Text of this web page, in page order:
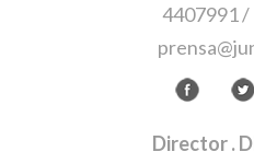
4407991 /
Director.